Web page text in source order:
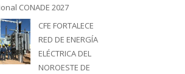
CONADE 2027
CFE FORTALECE
RED DE ENERGÍA
ELÉCTRICA DEL
NOROESTE DE